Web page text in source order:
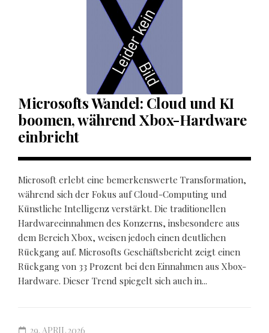
Microsofts Wandel: Cloud und KI
boomen, während Xbox-Hardware
einbricht
Microsoft erlebt eine bemerkenswerte Transformation,
während sich der Fokus auf Cloud-Computing und
Künstliche Intelligenz verstärkt. Die traditionellen
Hardwareeinnahmen des Konzerns, insbesondere aus
dem Bereich Xbox, weisen jedoch einen deutlichen
Rückgang auf. Microsofts Geschäftsbericht zeigt einen
Rückgang von 33 Prozent bei den Einnahmen aus Xbox-
Hardware. Dieser Trend spiegelt sich auch in...
29. APRIL 2026